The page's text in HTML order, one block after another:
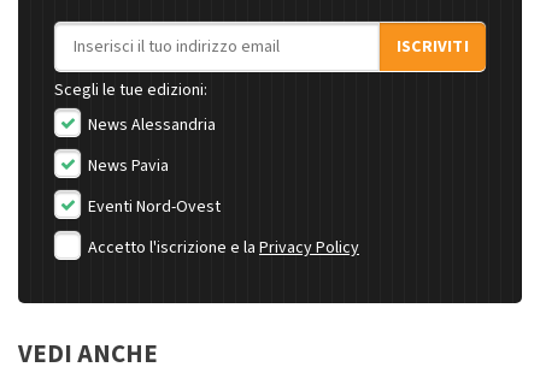
Indirizzo email
ISCRIVITI
Scegli le tue edizioni:
News Alessandria
News Pavia
Eventi Nord-Ovest
Accetto l'iscrizione e la Privacy Policy
VEDI ANCHE